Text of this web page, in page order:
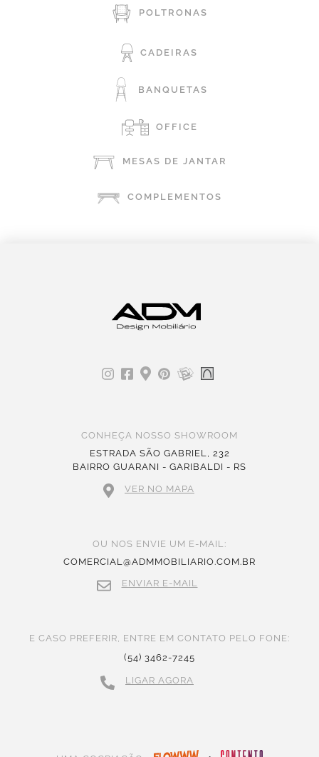
POLTRONAS
CADEIRAS
BANQUETAS
OFFICE
MESAS DE JANTAR
COMPLEMENTOS
CONHEÇA NOSSO SHOWROOM
ESTRADA SÃO GABRIEL, 232
BAIRRO GUARANI - GARIBALDI - RS
VER NO MAPA
OU NOS ENVIE UM E-MAIL:
COMERCIAL@ADMMOBILIARIO.COM.BR
ENVIAR E-MAIL
E CASO PREFERIR, ENTRE EM CONTATO PELO FONE:
(54) 3462-7245
LIGAR AGORA